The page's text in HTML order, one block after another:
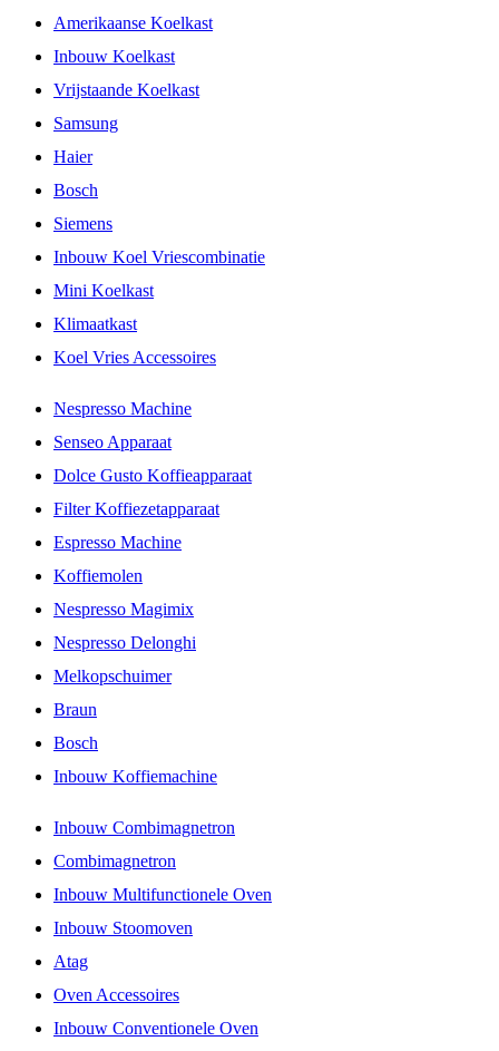
Amerikaanse Koelkast
Inbouw Koelkast
Vrijstaande Koelkast
Samsung
Haier
Bosch
Siemens
Inbouw Koel Vriescombinatie
Mini Koelkast
Klimaatkast
Koel Vries Accessoires
Nespresso Machine
Senseo Apparaat
Dolce Gusto Koffieapparaat
Filter Koffiezetapparaat
Espresso Machine
Koffiemolen
Nespresso Magimix
Nespresso Delonghi
Melkopschuimer
Braun
Bosch
Inbouw Koffiemachine
Inbouw Combimagnetron
Combimagnetron
Inbouw Multifunctionele Oven
Inbouw Stoomoven
Atag
Oven Accessoires
Inbouw Conventionele Oven